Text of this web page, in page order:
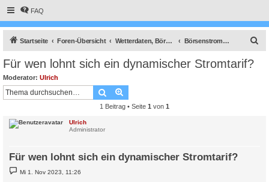
FAQ
Startseite Foren-Übersicht Wetterdaten, Börsenstrompreise, Solarprognose, Nachrichtendienst usw. Börsenstrompreis Steuerung (Energiewende)
Für wen lohnt sich ein dynamischer Stromtarif?
Moderator: Ulrich
Suche
1 Beitrag • Seite 1 von 1
Ulrich
Administrator
Für wen lohnt sich ein dynamischer Stromtarif?
B
e
Mi 1. Nov 2023, 11:26